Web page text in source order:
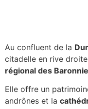
Au confluent de la
citadelle en rive
régional des
Elle offre un
andrônes et la